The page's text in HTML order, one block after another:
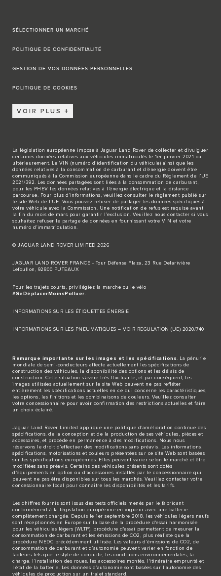
SÉLECTIONNER UN MARCHÉ
POLITIQUE DE CONFIDENTIALITÉ
GESTION DE VOS DONNÉES PERSONNELLES
POLITIQUE DE COOKIES
VOIR PLUS
La législation européenne impose à Jaguar Land Rover de collecter et divulguer
certaines données relatives aux véhicules immatriculés le 1er janvier 2021 ou
ultérieurement. Le VIN (numéro d’identification du véhicule) ainsi que les
données relatives à la consommation de carburant et d’énergie doivent être
communiqués à la Commission européenne dans le cadre du Règlement de l’UE
2021/392. Les données partagées sont liées à la consommation de carburant,
pour les PHEV les données relatives à l’énergie électrique et la distance
parcourue. Pour plus d’informations, veuillez consulter le règlement publié sur
le site Web de l’UE. Vous pouvez refuser de partager les données spécifiques à
votre véhicule avec la Commission. Une notification de refus est requise avant
la fin du mois de mars pour garantir l’exclusion. Veuillez nous contacter si vous
souhaitez refuser le partage de données en fournissant votre VIN et votre
numéro d’immatriculation.
© JAGUAR LAND ROVER LIMITED 2026
JAGUAR LAND ROVER FRANCE - Tour Défense Plaza, 23 Rue Delarivière
Lefoullon, 92800 PUTEAUX
Pour les trajets courts, privilégiez la marche ou le vélo
#SeDéplacerMoinsPolluer.
INFORMATIONS SUR LES ÉTIQUETTES ÉNERGIE
INFORMATIONS SUR LES PNEUMATIQUES – VOIR REGULATION (UE) 2020/740
Remarque importante sur les images et les spécifications. La pénurie
mondiale de semi-conducteurs affecte actuellement les spécifications de
construction des véhicules, la disponibilité des options et les délais de
construction. Cette situation s’avère très fluctuante, et par conséquent, les
images utilisées actuellement sur le site Web peuvent ne pas refléter
entièrement les spécifications actuelles en ce qui concerne les caractéristiques,
les options, les finitions et les combinaisons de couleurs. Veuillez consulter
votre concessionnaire pour avoir confirmation des restrictions actuelles et faire
un choix éclairé.
Jaguar Land Rover Limited applique une politique d’amélioration continue des
spécifications, de la conception et de la production de ses véhicules, pièces et
accessoires, et procède en permanence à des modifications. Nous nous
réservons le droit d’effectuer des modifications sans préavis. Les informations,
spécifications, motorisations et couleurs présentées sur ce site Web sont basées
sur les spécifications européennes. Elles peuvent varier selon le marché et être
modifiées sans préavis. Certains des véhicules présents sont dotés
d’équipements en option ou d’accessoires installés par le concessionnaire qui
peuvent ne pas être disponibles sur tous les marchés. Veuillez contacter votre
concessionnaire local pour connaître les disponibilités et les tarifs.
Les chiffres fournis sont issus des tests officiels menés par le fabricant
conformément à la législation européenne en vigueur avec une batterie
complètement chargée. Depuis le 1er septembre 2018, les véhicules légers neufs
sont réceptionnés en Europe sur la base de la procédure d'essai harmonisée
pour les véhicules légers (WLTP), procédure d'essai permettant de mesurer la
consommation de carburant et les émissions de CO2, plus réaliste que la
procédure NEDC précédemment utilisée. Les valeurs d’émissions de CO2, de
consommation de carburant et d’autonomie peuvent varier en fonction de
facteurs tels que le style de conduite, les conditions environnementales, la
charge, l’installation des roues, les accessoires montés, l'itinéraire emprunté et
l’état de la batterie. Les données d’autonomie sont basées sur l’autonomie des
véhicules de production sur un trajet standard.